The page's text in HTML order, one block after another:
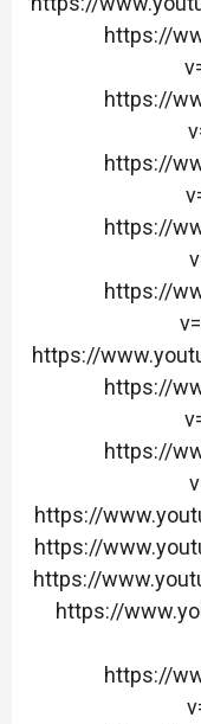
https://
https://
https://
https://
https://
https://
https://
https://
https://
https://
https://
https://
https://